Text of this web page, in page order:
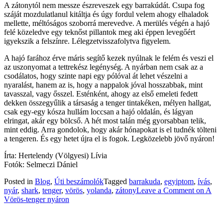
A zátonytól nem messze észreveszek egy barrakúdát. Csupa fog
száját mozdulatlanul kitáltja és úgy fordul velem ahogy elhaladok
mellette, méltóságos szoborrá merevedve. A merülés végén a hajó
felé közeledve egy teknőst pillantok meg aki éppen levegőért
igyekszik a felszínre. Lélegzetvisszafolytva figyelem.
A hajó farához érve máris segítő kezek nyúlnak le felém és veszi el
az uszonyomat a tettrekész legénység. A nyárban nem csak az a
csodálatos, hogy szinte napi egy pólóval át lehet vészelni a
nyaralást, hanem az is, hogy a nappalok jóval hosszabbak, mint
tavasszal, vagy ősszel. Esténként, ahogy az első emeleti fedett
dekken összegyűlik a társaság a tenger tintakéken, mélyen hallgat,
csak egy-egy kósza hullám loccsan a hajó oldalán, és lágyan
elringat, akár egy bölcső. A hét most talán még gyorsabban telik,
mint eddig. Arra gondolok, hogy akár hónapokat is el tudnék tölteni
a tengeren. És egy hetet újra el is fogok. Legközelebb jövő nyáron!
Írta: Hertelendy (Völgyesi) Lívia
Fotók: Selmeczi Dániel
Posted in Blog, Úti beszámolókTagged barrakuda, egyiptom, ívás,
nyár, shark, tenger, vörös, yolanda, zátonyLeave a Comment on A
Vörös-tenger nyáron